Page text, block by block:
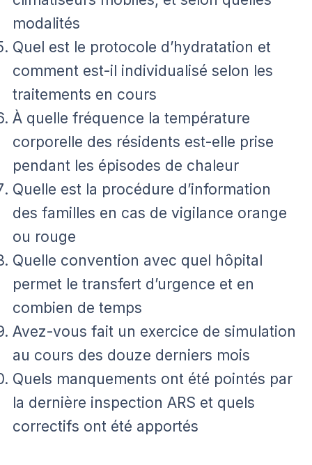
modalités
Quel est le protocole d’hydratation et
comment est-il individualisé selon les
traitements en cours
À quelle fréquence la température
corporelle des résidents est-elle prise
pendant les épisodes de chaleur
Quelle est la procédure d’information
des familles en cas de vigilance orange
ou rouge
Quelle convention avec quel hôpital
permet le transfert d’urgence et en
combien de temps
Avez-vous fait un exercice de simulation
au cours des douze derniers mois
Quels manquements ont été pointés par
la dernière inspection ARS et quels
correctifs ont été apportés